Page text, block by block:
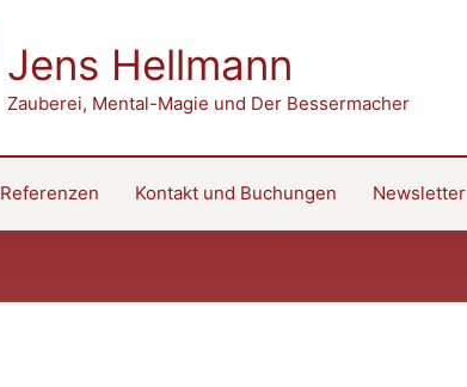
Jens Hellmann
Zauberei, Mental-Magie und Der Bessermacher
Referenzen Kontakt und Buchungen Newsletter